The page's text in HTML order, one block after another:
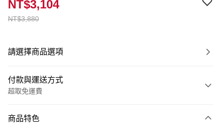
NT$3,880
NT$3,104
請選擇商品選項
付款與運送方式
超取免運費
信用卡一次付款
商品特色